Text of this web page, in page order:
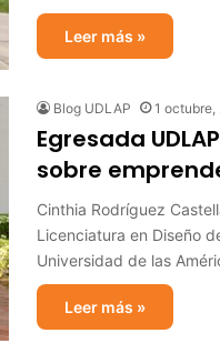
Leer más »
Blog UDLAP 1 octubre,
Egresada
sobre
Cinthia Rodríguez
Licenciatura en Diseño
Universidad de las
Leer más »